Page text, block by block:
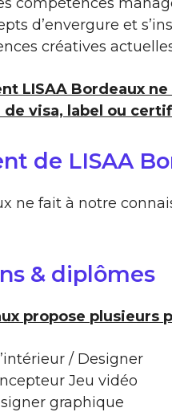
d’envergure et
créatives
LISAA Bordeaux
de visa, label ou
de LISAA
ne fait à notre
& diplômes
propose plusieurs
/ Designer
Jeu vidéo
graphique